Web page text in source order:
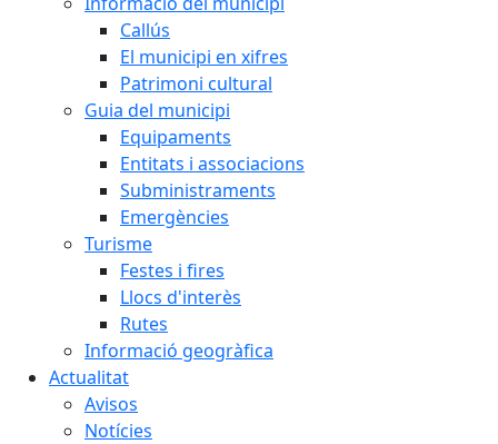
Callús
El municipi en xifres
Patrimoni cultural
Guia del municipi
Equipaments
Entitats i associacions
Subministraments
Emergències
Turisme
Festes i fires
Llocs d'interès
Rutes
Informació geogràfica
Actualitat
Avisos
Notícies